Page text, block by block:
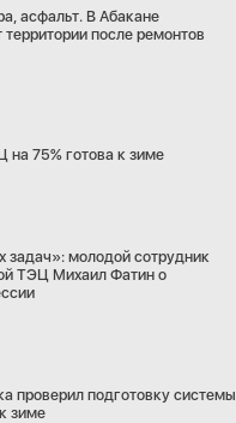
асфальт. В Абакане
после ремонтов
75% готова к зиме
задач»: молодой сотрудник
ТЭЦ Михаил Фатин о
проверил подготовку системы
зиме